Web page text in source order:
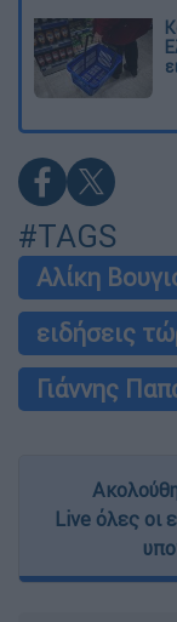
#TAGS
Αλίκη
ειδήσεις
Γιάννης
Live όλες οι